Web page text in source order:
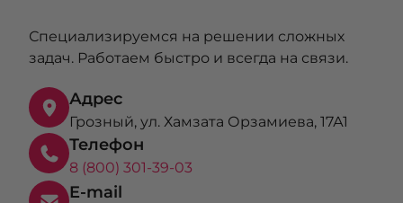
Специализируемся на решении сложных
задач. Работаем быстро и всегда на связи.
Адрес
Грозный, ул. Хамзата Орзамиева, 17А1
Телефон
8 (800) 301-39-03
E-mail